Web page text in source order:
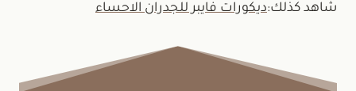
شاهد كذلك:ديكورات فايبر للجدران الاحساء